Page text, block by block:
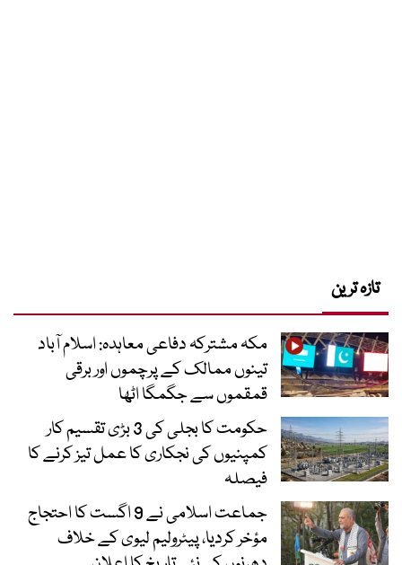
تازہ ترین
مکہ مشترکہ دفاعی معاہدہ: اسلام آباد
تینوں ممالک کے پرچموں اور برقی
قمقموں سے جگمگا اٹھا
حکومت کا بجلی کی 3 بڑی تقسیم کار
کمپنیوں کی نجکاری کا عمل تیز کرنے کا
فیصلہ
جماعت اسلامی نے 9 اگست کا احتجاج
مؤخر کردیا، پیٹرولیم لیوی کے خلاف